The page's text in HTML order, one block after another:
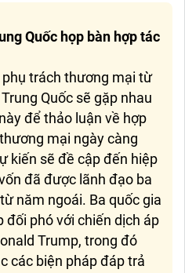
Quốc họp bàn hợp tác
trách thương mại từ
Quốc sẽ gặp nhau
để thảo luận về hợp
mại ngày càng
kiến sẽ đề cập đến hiệp
đã được lãnh đạo ba
năm ngoái. Ba quốc gia
phó với chiến dịch áp
Trump, trong đó
các biện pháp đáp trả